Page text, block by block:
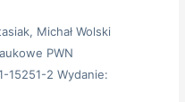
Michał Wolski
PWN
15251-2 Wydanie: